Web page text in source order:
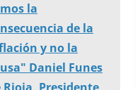
la
de la
y no la
Daniel Funes